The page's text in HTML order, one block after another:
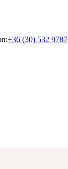
+36 (30) 532 9787